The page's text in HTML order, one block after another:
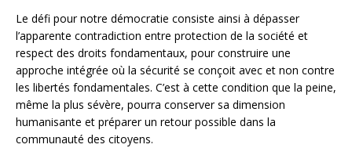
Le défi pour notre démocratie consiste ainsi à dépasser
l’apparente contradiction entre protection de la société et
respect des droits fondamentaux, pour construire une
approche intégrée où la sécurité se conçoit avec et non contre
les libertés fondamentales. C’est à cette condition que la peine,
même la plus sévère, pourra conserver sa dimension
humanisante et préparer un retour possible dans la
communauté des citoyens.